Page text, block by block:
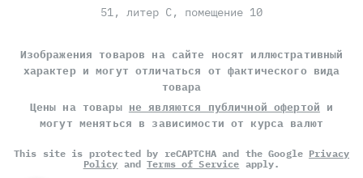
51, литер С, помещение 10
Изображения товаров на сайте носят иллюстративный
характер и могут отличаться от фактического вида
товара
Цены на товары не являются публичной офертой и
могут меняться в зависимости от курса валют
This site is protected by reCAPTCHA and the Google Privacy
Policy andTerms of Service apply.